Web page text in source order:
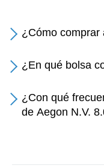
¿Cómo comprar
¿En qué bolsa
¿Con qué
de Aegon N.V.